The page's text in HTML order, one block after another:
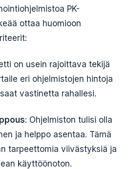
PK-
ottaa huomioon
on usein rajoittava tekijä
eri ohjelmistojen hintoja
vastinetta rahallesi.
: Ohjelmiston tulisi olla
ja helppo asentaa. Tämä
tarpeettomia viivästyksiä ja
käyttöönoton.